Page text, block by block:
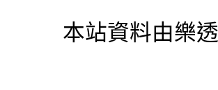
本站資料由樂